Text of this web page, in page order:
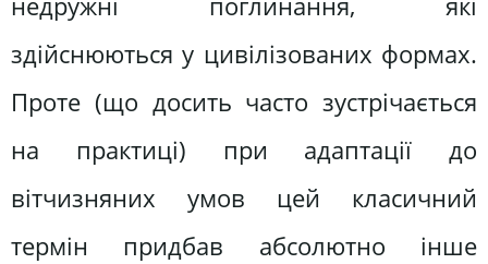
здійснюються у цивілізованих формах.
Проте (що досить часто зустрічається
на практиці) при адаптації до
вітчизняних умов цей класичний
термін придбав абсолютно інше